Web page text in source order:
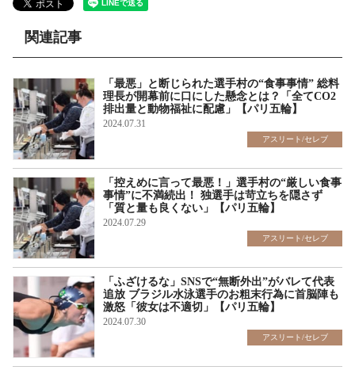
関連記事
「最悪」と断じられた選手村の“食事事情” 総料
理長が開幕前に口にした懸念とは？「全てCO2
排出量と動物福祉に配慮」【パリ五輪】
2024.07.31
アスリート/セレブ
「控えめに言って最悪！」選手村の“厳しい食事
事情”に不満続出！ 独選手は苛立ちを隠さず
「質と量も良くない」【パリ五輪】
2024.07.29
アスリート/セレブ
「ふざけるな」SNSで“無断外出”がバレて代表
追放 ブラジル水泳選手のお粗末行為に首脳陣も
激怒「彼女は不適切」【パリ五輪】
2024.07.30
アスリート/セレブ